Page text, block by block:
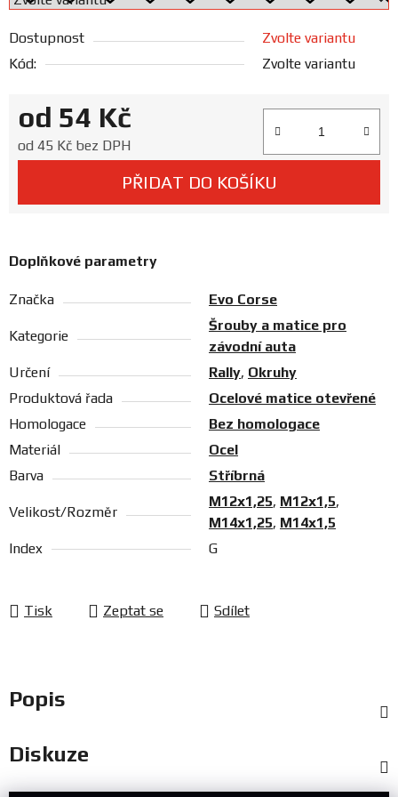
Prodejny
Dostupnost
Zvolte variantu
Kód:
Zvolte variantu
od 54 Kč
od 45 Kč bez DPH
PŘIDAT DO KOŠÍKU
Doplňkové parametry
Značka Evo Corse
Kategorie
Šrouby a matice pro
závodní auta
Určení
Rally, Okruhy
Produktová řada
Ocelové matice otevřené
Homologace
Bez homologace
Materiál
Ocel
Barva
Stříbrná
Velikost/Rozměr
M12x1,25, M12x1,5,
M14x1,25, M14x1,5
Index
G
Tisk Zeptat se Sdílet
Popis
Diskuze